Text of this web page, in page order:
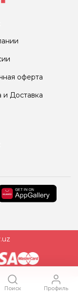
оферта
и Доставка
Поиск Профиль